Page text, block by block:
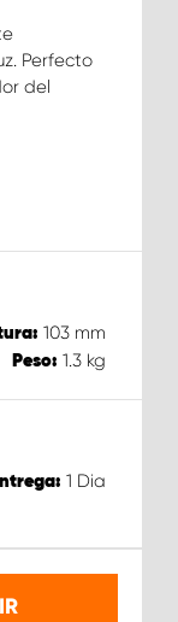
Perfecto
del
103 mm
Peso: 1.3 kg
1 Dia